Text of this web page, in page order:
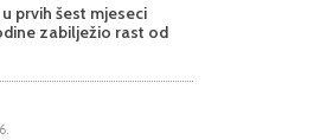
prvih šest mjeseci
zabilježio rast od